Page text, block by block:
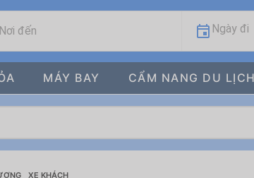
Nơi đến Ngày đi
MÁY BAY CẨM NANG DU LỊCH
XE KHÁCH